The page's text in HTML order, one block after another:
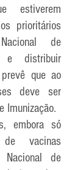
estiverem
prioritários
de
e distribuir
que ao
deve ser
Imunização.
embora só
vacinas
Nacional de